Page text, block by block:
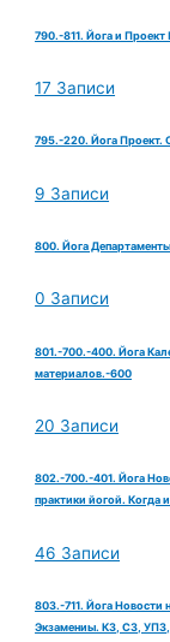
790.-811. Йога и
17 Записи
795.-220. Йога Проект.
9 Записи
800. Йога
0 Записи
801.-700.-400. Йога
материалов.-600
20 Записи
802.-700.-401. Йога
практики йогой. Когда
46 Записи
803.-711. Йога Новости
Экзамениы. КЗ, СЗ,